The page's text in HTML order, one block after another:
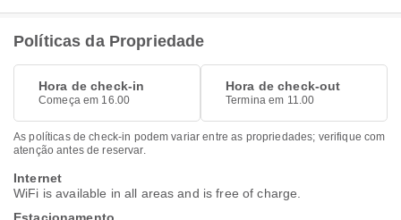
Políticas da Propriedade
Hora de check-in
Começa em 16.00
Hora de check-out
Termina em 11.00
As políticas de check-in podem variar entre as propriedades; verifique com
atenção antes de reservar.
Internet
WiFi is available in all areas and is free of charge.